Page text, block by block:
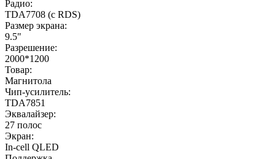
Радио:
TDA7708 (с RDS)
Размер экрана:
9.5"
Разрешение:
2000*1200
Товар:
Магнитола
Чип-усилитель:
TDA7851
Эквалайзер:
27 полос
Экран:
In-cell QLED